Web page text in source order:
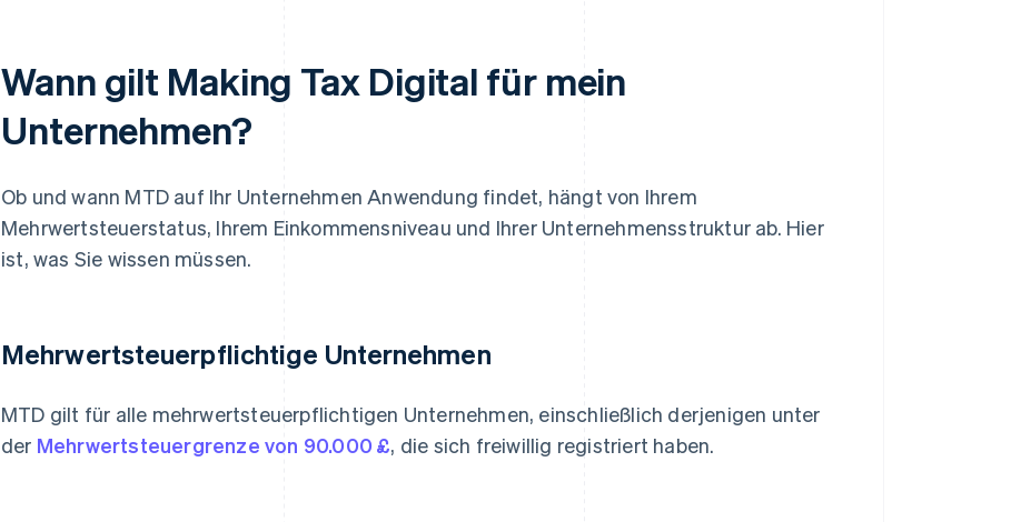
Wann gilt Making Tax Digital für mein
Unternehmen?
Ob und wann MTD auf Ihr Unternehmen Anwendung findet, hängt von Ihrem
Mehrwertsteuerstatus, Ihrem Einkommensniveau und Ihrer Unternehmensstruktur ab. Hier
ist, was Sie wissen müssen.
Mehrwertsteuerpflichtige Unternehmen
MTD gilt für alle mehrwertsteuerpflichtigen Unternehmen, einschließlich derjenigen unter
der Mehrwertsteuergrenze von 90.000 £, die sich freiwillig registriert haben.